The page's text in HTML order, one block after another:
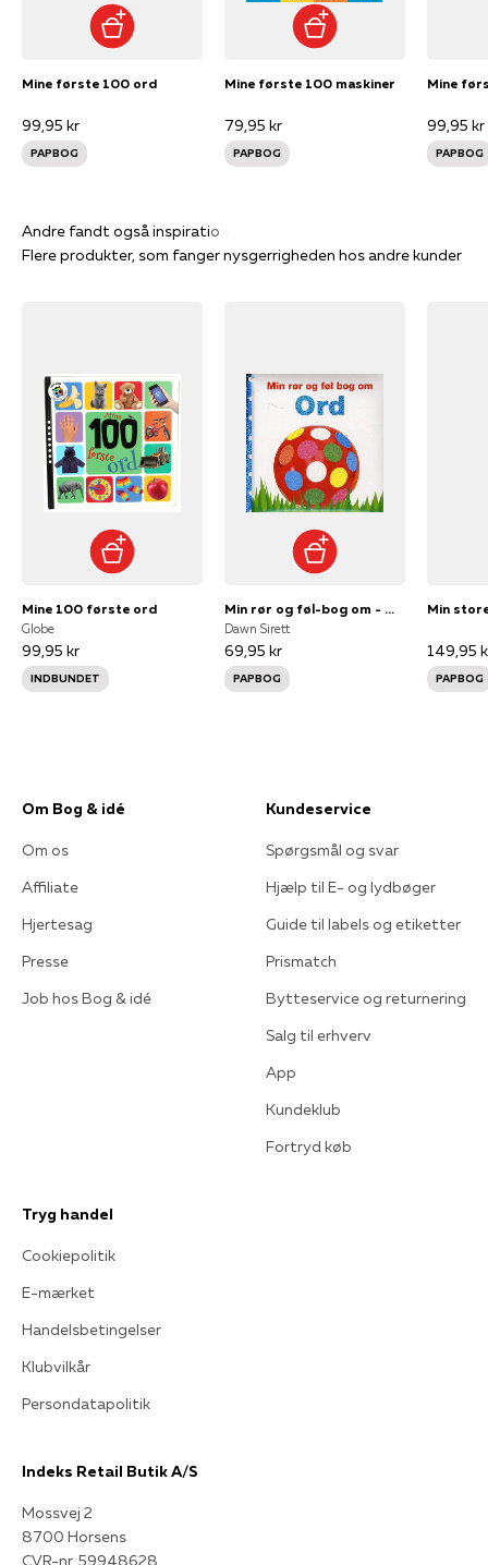
Mine første 100 ord
99,95 kr
PAPBOG
Mine første 100 maskiner
79,95 kr
PAPBOG
Mine
99,95 kr
PAPBOG
Flere produkter, som fanger nysgerrigheden hos andre kunder
Mine 100 første ord
Globe
99,95 kr
INDBUNDET
Min rør og føl-bog om - Ord
Dawn Sirett
69,95 kr
PAPBOG
149,95
PAPBOG
Om Bog & idé
Om os
Affiliate
Hjertesag
Presse
Job hos Bog & idé
Kundeservice
Spørgsmål og svar
Hjælp til E- og lydbøger
Guide til labels og etiketter
Prismatch
Bytteservice og returnering
Salg til erhverv
App
Kundeklub
Fortryd køb
Tryg handel
Cookiepolitik
E-mærket
Handelsbetingelser
Klubvilkår
Persondatapolitik
Indeks Retail Butik A/S
Mossvej 2
8700 Horsens
CVR-nr. 59948628